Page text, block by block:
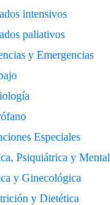
intensivos
paliativos
y Emergencias
Especiales
Psiquiátrica y Mental
y Ginecológica
y Dietética